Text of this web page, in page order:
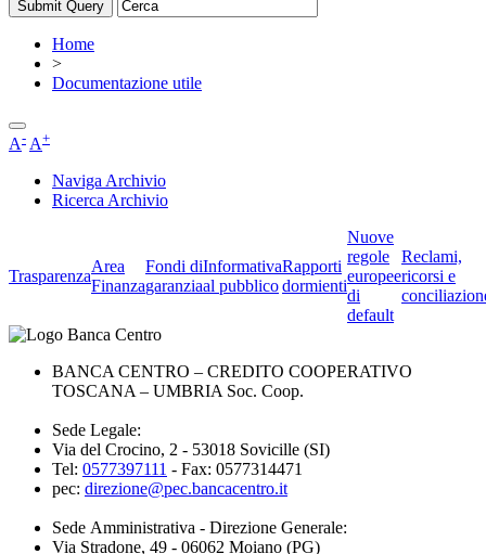
Home
>
Documentazione utile
A- A+
Naviga Archivio
Ricerca Archivio
Trasparenza
Area
Finanza
Fondi di
garanzia
Informativa
al pubblico
Rapporti
dormienti
Nuove
regole
europee
di
default
Reclami,
ricorsi e
BANCA CENTRO – CREDITO COOPERATIVO
TOSCANA – UMBRIA Soc. Coop.
Sede Legale:
Via del Crocino, 2 - 53018 Sovicille (SI)
Tel: 0577397111 - Fax: 0577314471
pec: direzione@pec.bancacentro.it
Sede Amministrativa - Direzione Generale:
Via Stradone, 49 - 06062 Moiano (PG)